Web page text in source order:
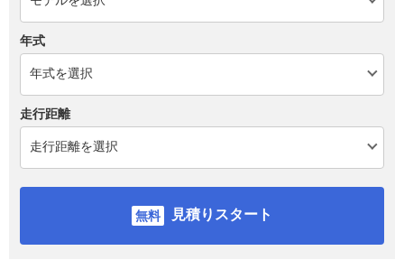
年式
走行距離
見積りスタート